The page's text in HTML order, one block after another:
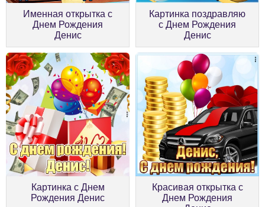
Именная открытка с
Днем Рождения
Денис
Картинка поздравляю
с Днем Рождения
Денис
Картинка с Днем
Рождения Денис
Красивая открытка с
Днем Рождения